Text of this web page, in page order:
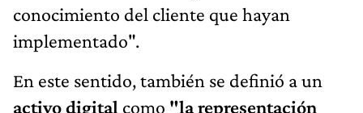
conocimiento del cliente que hayan
implementado".
En este sentido, también se definió a un
activo digital como "la representación